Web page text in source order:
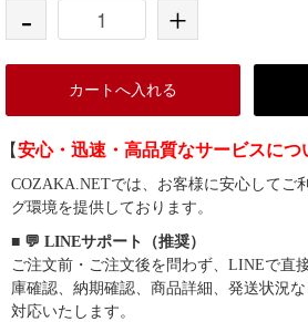
- +
カートへ入れる
【安心・迅速・高品質なサービスにつ
COZAKA.NETでは、お客様に安心してご
グ環境を提供しております。
■ 💬 LINEサポート（推奨）
ご注文前・ご注文後を問わず、LINEで直
庫確認、納期確認、商品詳細、発送状況
対応いたします。